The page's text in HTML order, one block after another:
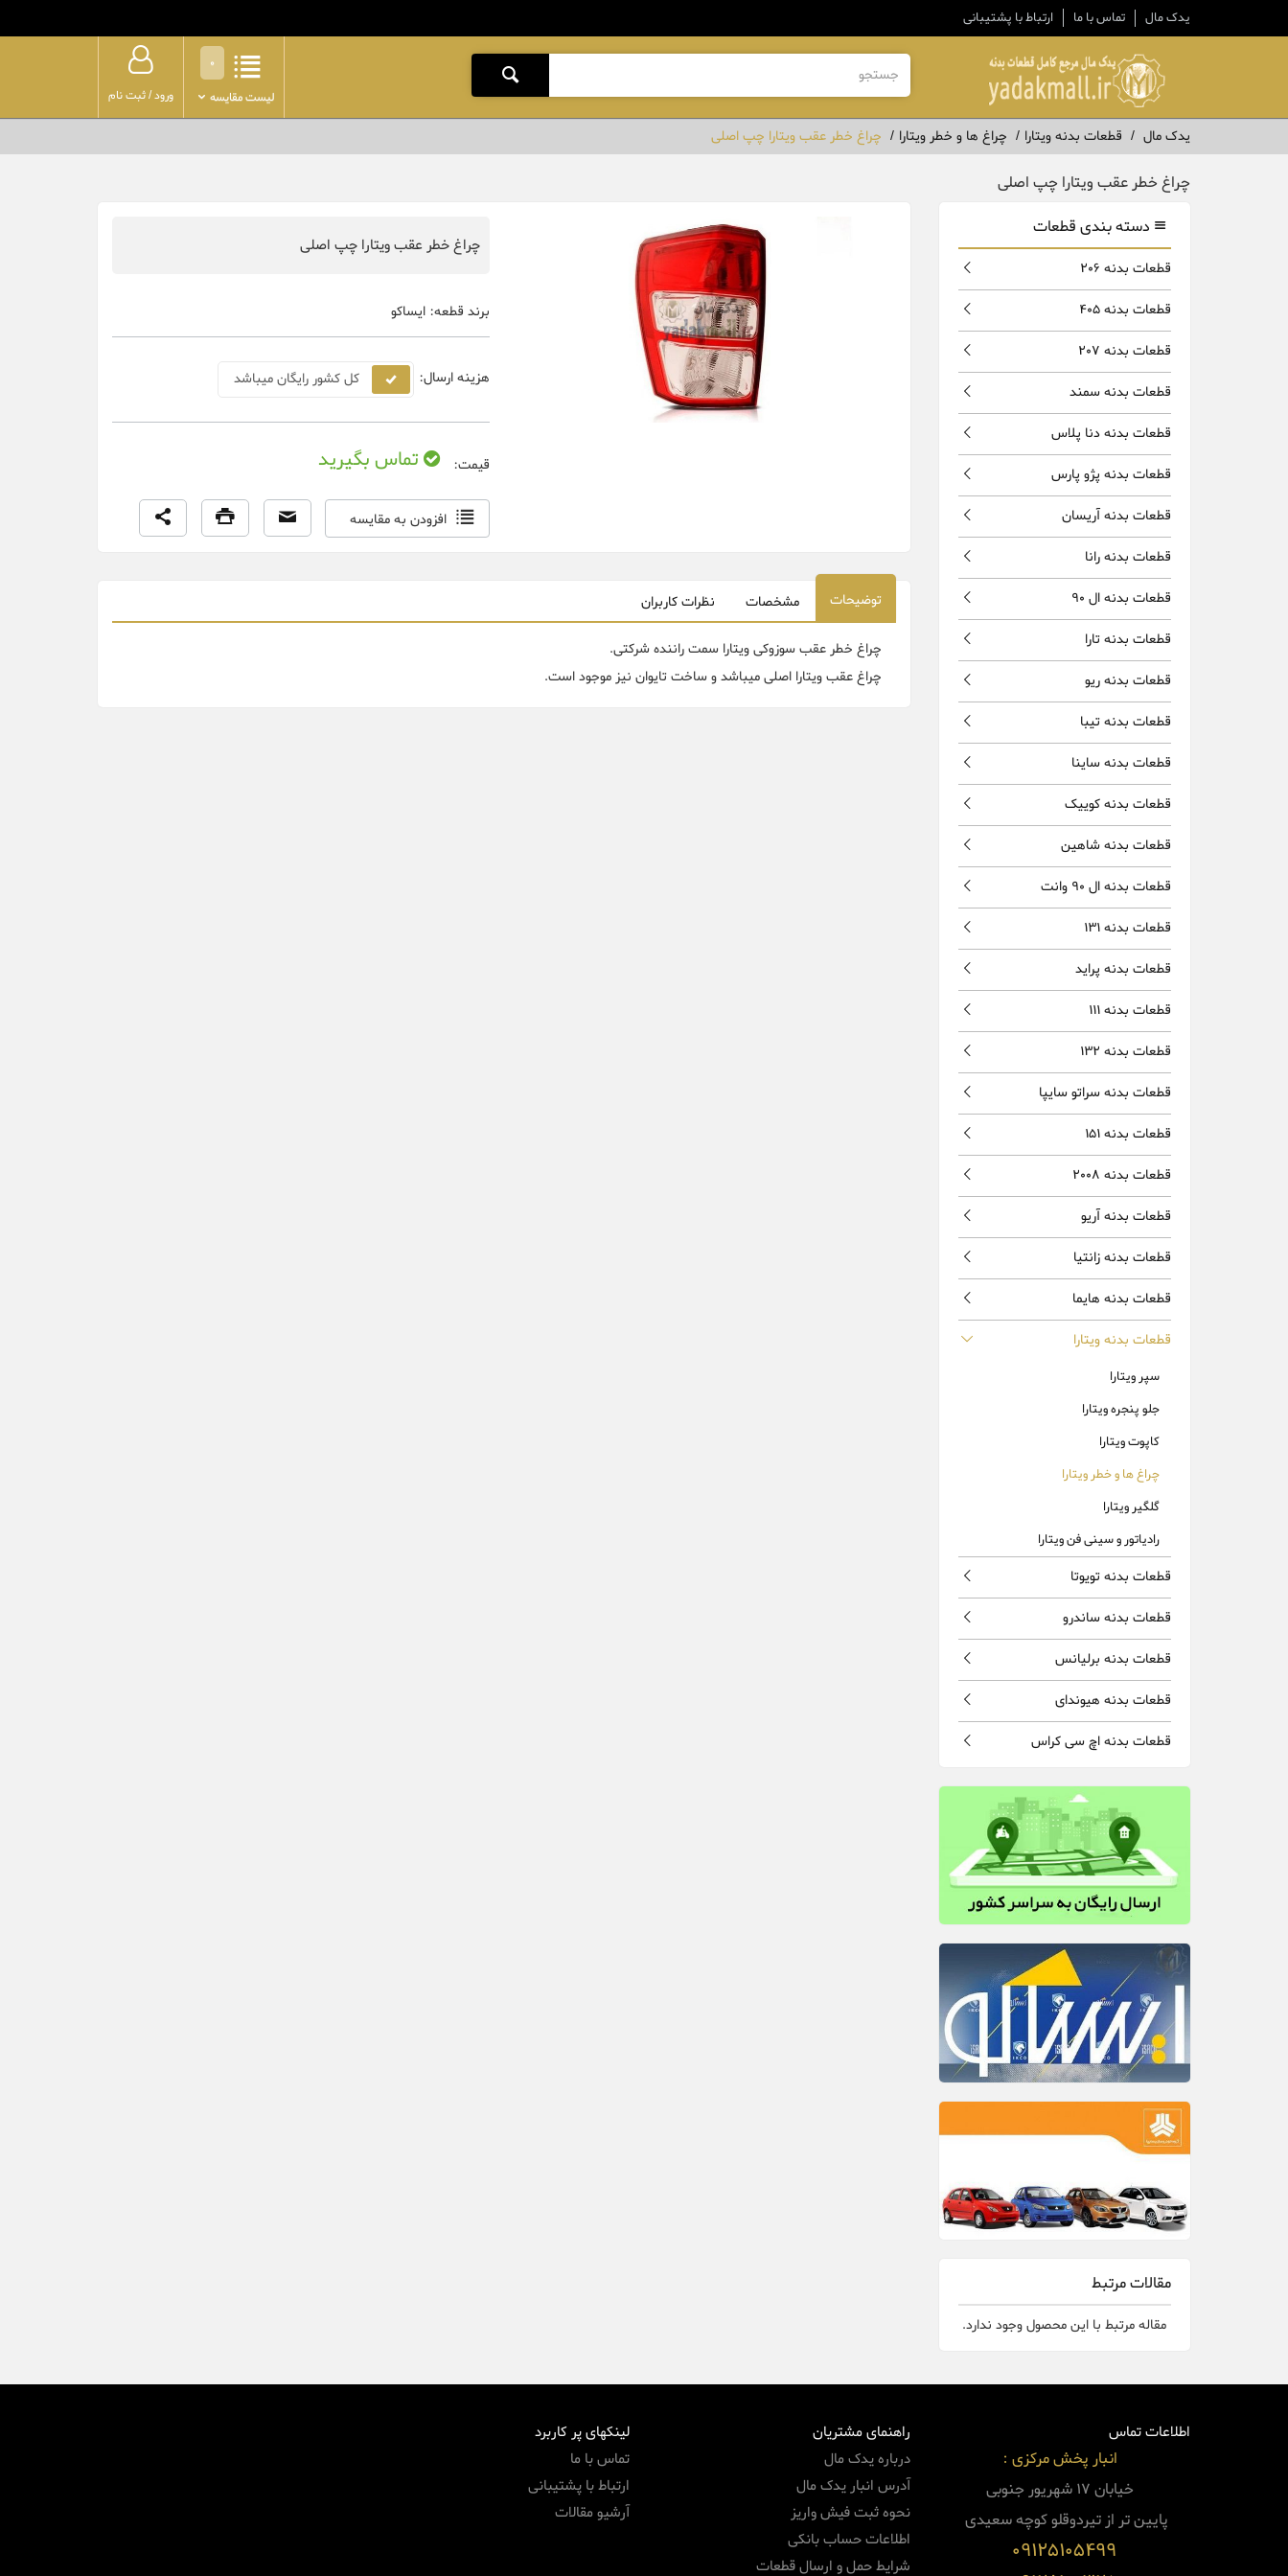
یدک مال تماس با ما ارتباط با پشتیبانی
ورود/ثبت نام
0
لیست مقایسه
یدک مال قطعات بدنه ویتارا چراغ ها و خطر ویتارا چراغ خطر عقب ویتارا چپ اصلی
چراغ خطر عقب ویتارا چپ اصلی
چراغ خطر عقب ویتارا چپ اصلی
برند قطعه:ایساکو
هزینه ارسال: کل کشور رایگان میباشد
قیمت: تماس بگیرید
افزودن به مقایسه
توضیحات مشخصات نظرات کاربران
چراغ خطر عقب سوزوکی ویتارا سمت راننده شرکتی.
چراغ عقب ویتارا اصلی میباشد و ساخت تایوان نیز موجود است.
دسته بندی قطعات
قطعات بدنه 206
قطعات بدنه 405
قطعات بدنه 207
قطعات بدنه سمند
قطعات بدنه دنا پلاس
قطعات بدنه پژو پارس
قطعات بدنه آریسان
قطعات بدنه رانا
قطعات بدنه ال 90
قطعات بدنه تارا
قطعات بدنه ریو
قطعات بدنه تیبا
قطعات بدنه ساینا
قطعات بدنه کوییک
قطعات بدنه شاهین
قطعات بدنه ال 90 وانت
قطعات بدنه 131
قطعات بدنه پراید
قطعات بدنه 111
قطعات بدنه 132
قطعات بدنه سراتو سایپا
قطعات بدنه 151
قطعات بدنه 2008
قطعات بدنه آریو
قطعات بدنه زانتیا
قطعات بدنه هایما
قطعات بدنه ویتارا
سپر ویتارا
جلو پنجره ویتارا
کاپوت ویتارا
چراغ ها و خطر ویتارا
گلگیر ویتارا
رادیاتور و سینی فن ویتارا
قطعات بدنه تویوتا
قطعات بدنه ساندرو
قطعات بدنه برلیانس
قطعات بدنه هیوندای
قطعات بدنه اچ سی کراس
مقالات مرتبط
مقاله مرتبط با این محصول وجود ندارد.
اطلاعات تماس
انبار پخش مرکزی :
خیابان 17 شهریور جنوبی
پایینتر از تیردوقلو کوچه سعیدی
09125105499
راهنمای مشتریان
درباره یدک مال
آدرس انبار یدک مال
نحوه ثبت فیش واریز
اطلاعات حساب بانکی
شرایط حمل و ارسال قطعات
لینکهای پر کاربرد
تماس با ما
ارتباط با پشتیبانی
آرشیو مقالات